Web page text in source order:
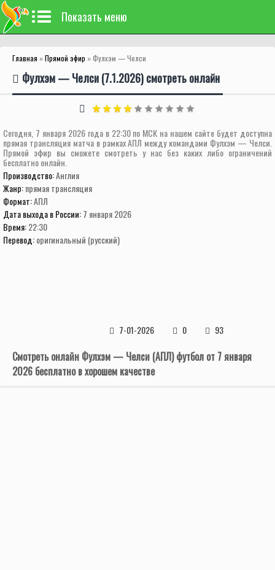
Показать меню
Главная »Прямой эфир » Фулхэм — Челси
Фулхэм — Челси (7.1.2026) смотреть онлайн
Сегодня, 7 января 2026 года в 22:30 по МСК на нашем сайте будет доступна
прямая трансляция матча в рамках АПЛ между командами Фулхэм — Челси.
Прямой эфир вы сможете смотреть у нас без каких либо ограничений
бесплатно онлайн.
Производство:Англия
Жанр:прямая трансляция
Формат:АПЛ
Дата выхода в России:7 января 2026
Время:22:30
Перевод:оригинальный (русский)
7-01-2026 0 93
Смотреть онлайн Фулхэм — Челси (АПЛ) футбол от 7 января
2026 бесплатно в хорошем качестве